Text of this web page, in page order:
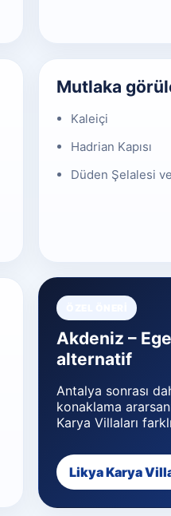
Mutlaka
Kaleiçi
Hadrian Kapısı
Düden Şelalesi
Akdeniz –
alternatif
Antalya sonrası
konaklama
Karya Villaları
Likya Karya